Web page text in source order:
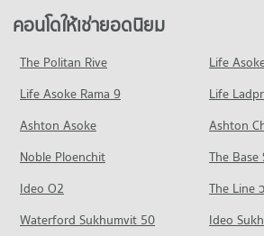
195 โครงการ
คอนโดให้เช่า รร.เปรมประชาวัฒนา
มีคอนโดให้เช่า 19 ประกาศ
มีคอนโดขาย 219 ประกาศ
คอนโด ตลาดพระราม 5
มีคอนโดให้เช่า 19 ประกาศ
ขายคอนโด ตลาดพระราม 5
423 โครงการ
คอนโดให้เช่า เทสโก้โลตัส บางใหญ่
ขายคอนโด บางกรวย นนทบุรี
มีคอนโดขาย 201 ประกาศ
คอนโด บิ๊กซี ราชพฤกษ์
257 โครงการ
คอนโดให้เช่า บิ๊กซี ราชพฤกษ์
มีคอนโดให้เช่า 32 ประกาศ
ขายคอนโด บิ๊กซี ราชพฤกษ์
มีคอนโดขาย 207 ประกาศ
คอนโด สถานีขนส่งกรุงเทพฯ (สายใต้ใหม่)
คอนโดให้เช่า รพ.ธนบุรี 2
มีคอนโดให้เช่า 5 ประกาศ
ขายคอนโด รพ.ธนบุรี 2
111 โครงการ
คอนโดให้เช่า รร.เทพศิรินทร์ นนทบุรี
มีคอนโดขาย 80 ประกาศ
คอนโดให้เช่ายอดนิยม
The Politan Rive
Life
Life Asoke Rama 9
Life
Ashton Asoke
Ashton
Noble Ploenchit
The
Ideo O2
The Line
Waterford Sukhumvit 50
Ideo